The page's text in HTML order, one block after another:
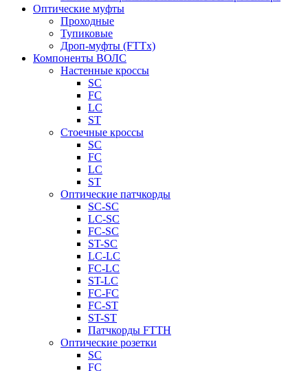
Оптические муфты
Проходные
Тупиковые
Дроп-муфты (FTTx)
Компоненты ВОЛС
Настенные кроссы
SC
FC
LC
ST
Стоечные кроссы
SC
FC
LC
ST
Оптические патчкорды
SC-SC
LC-SC
FC-SC
ST-SC
LC-LC
FC-LC
ST-LC
FC-FC
FC-ST
ST-ST
Патчкорды FTTH
Оптические розетки
SC
FC